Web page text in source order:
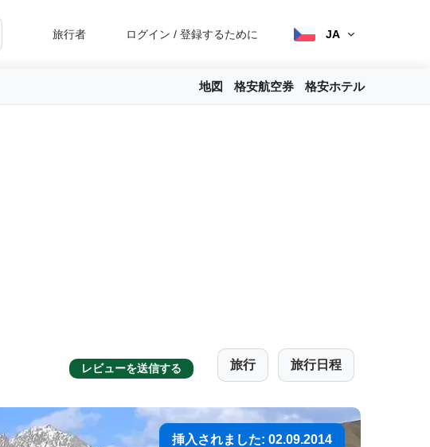
旅行者 ログイン / 登録するために JA
地図 格安航空券 格安ホテル
レビューを送信する 旅行 旅行日程
挿入されました: 02.09.2014